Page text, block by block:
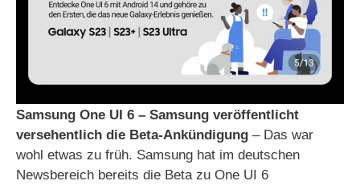
Samsung One UI 6 – Samsung veröffentlicht
versehentlich die Beta-Ankündigung – Das war
wohl etwas zu früh. Samsung hat im deutschen
Newsbereich bereits die Beta zu One UI 6